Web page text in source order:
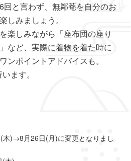
回と言わず、無鄰菴を自分のお
しみましょう。
楽しみながら「座布団の座り
など、実際に着物を着た時に
ンポイントアドバイスも。
ます。
木)→8月26日(月)に変更となりまし